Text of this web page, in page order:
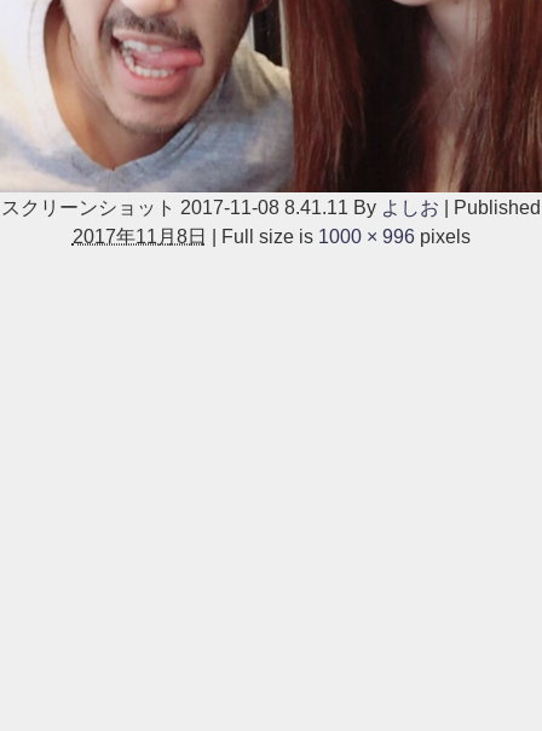
スクリーンショット 2017-11-08 8.41.11 By よしお
Published
2017年11月8日
Full size is 1000 × 996pixels